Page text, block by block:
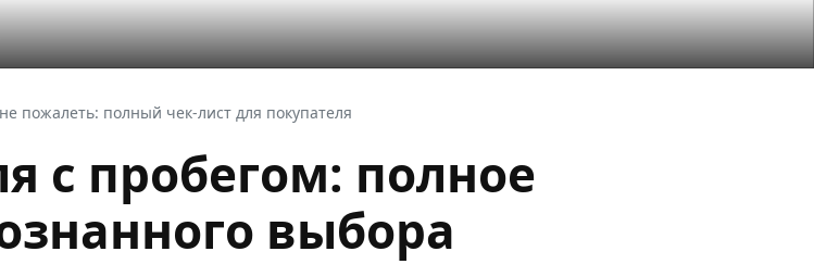
пожалеть: полный чек-лист для покупателя
с пробегом: полное
выбора